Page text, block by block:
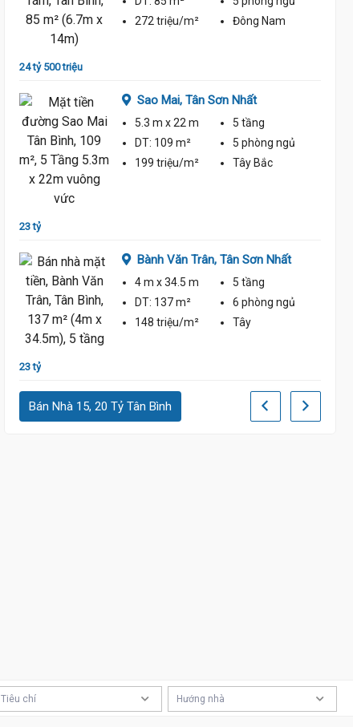
24 tỷ 500 triệu
272 triệu/m²
Đông Nam
23 tỷ
Sao Mai, Tân Sơn Nhất
5.3 m x 22 m
5 tầng
DT: 109 m² 5 phòng ngủ
199 triệu/m²
Tây Bắc
23 tỷ
Bành Văn Trân, Tân Sơn Nhất
4 m x 34.5 m
5 tầng
DT: 137 m² 6 phòng ngủ
148 triệu/m²
Tây
Bán Nhà 15, 20 Tỷ Tân Bình
Tiêu chí Hướng nhà